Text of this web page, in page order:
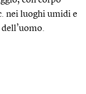
nei luoghi umidi e